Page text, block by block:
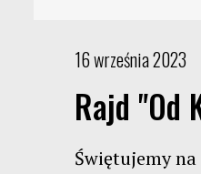
16 września 2023
Rajd "Od
Świętujemy